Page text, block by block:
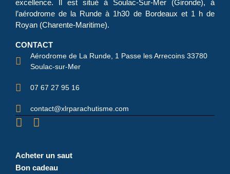
excellence. Il est situé à Soulac-Sur-Mer (Gironde), à
l’aérodrome de la Runde à 1h30 de Bordeaux et 1 h de
Royan (Charente-Maritime).
CONTACT
Aérodrome de La Runde, 1 Passe les Arrecoins 33780
Soulac-sur-Mer
07 67 27 95 16
contact@xlrparachutisme.com
Acheter un saut
Bon cadeau